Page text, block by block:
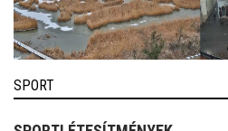
SPORT